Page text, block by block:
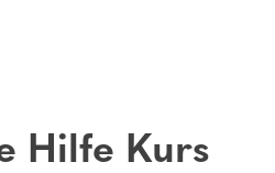
Hilfe Kurs